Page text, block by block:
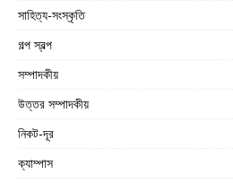
সাহিত্য-সংস্কৃতি
গল্প স্বল্প
সম্পাদকীয়
উত্তর সম্পাদকীয়
নিকট-দূর
ক্যাম্পাস